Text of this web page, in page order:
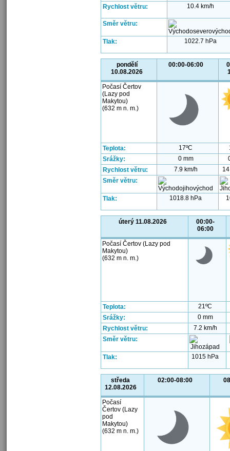
Rychlost větru:
10.4 km/h
Směr větru:
Tlak: 1022.7 hPa
pondělí
10.08.2026
00:00-06:00
Počasí Čertov
(Lazy pod
Makytou)
(632 m n. m.)
Teplota: 17ºC
Srážky:
0 mm
Rychlost větru:
7.9 km/h
Směr větru:
Tlak: 1018.8 hPa
úterý 11.08.2026
00:00-
06:00
Počasí Čertov (Lazy pod
Makytou)
(632 m n. m.)
Teplota:
21ºC
Srážky:
0 mm
Rychlost větru:
7.2 km/h
Směr větru:
Tlak: 1015 hPa
středa
12.08.2026
02:00-08:00
Počasí
Čertov (Lazy
pod
Makytou)
(632 m n. m.)